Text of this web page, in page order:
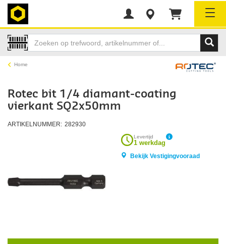
Home
Rotec bit 1/4 diamant-coating
vierkant SQ2x50mm
ARTIKELNUMMER: 282930
Levertijd
1 werkdag
Bekijk Vestigingvooraad